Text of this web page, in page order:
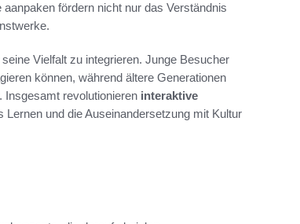
fördern nicht nur das Verständnis
Vielfalt zu integrieren. Junge Besucher
können, während ältere Generationen
Insgesamt revolutionieren interaktive
Lernen und die Auseinandersetzung mit Kultur